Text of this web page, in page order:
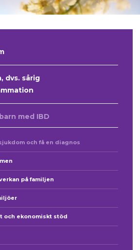
dvs. sårig
med IBD
och få en diagnos
på familjen
och ekonomiskt stöd